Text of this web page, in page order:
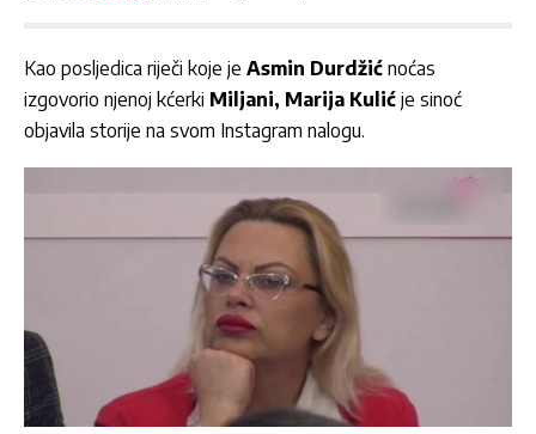
Kao posljedica riječi koje je Asmin Durdžić noćas
izgovorio njenoj kćerki Miljani, Marija Kulić je sinoć
objavila storije na svom Instagram nalogu.